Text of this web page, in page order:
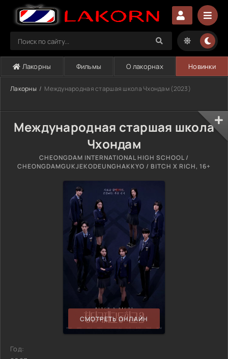
Лакорны Фильмы О лакорнах Новинки
Лакорны Международная старшая школа Чхондам (2023)
Международная старшая школа
Чхондам
CHEONGDAM INTERNATIONAL HIGH SCHOOL /
CHEONGDAMGUKJEKODEUNGHAKKYO / BITCH X RICH, 16+
СМОТРЕТЬ ОНЛАЙН
Год: